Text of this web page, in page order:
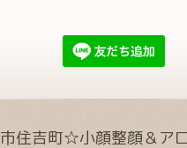
住吉町☆小顔整顔＆ア